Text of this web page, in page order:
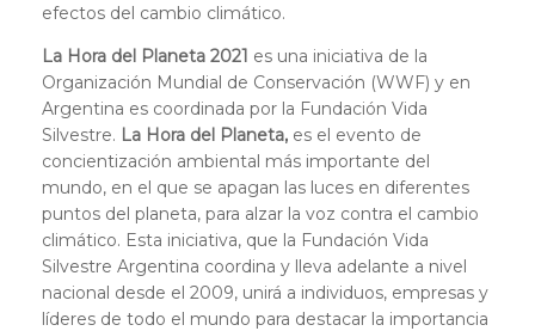
efectos del cambio climático.
La Hora del Planeta 2021 es una iniciativa de la
Organización Mundial de Conservación (WWF) y en
Argentina es coordinada por la Fundación Vida
Silvestre. La Hora del Planeta, es el evento de
concientización ambiental más importante del
mundo, en el que se apagan las luces en diferentes
puntos del planeta, para alzar la voz contra el cambio
climático. Esta iniciativa, que la Fundación Vida
Silvestre Argentina coordina y lleva adelante a nivel
nacional desde el 2009, unirá a individuos, empresas y
líderes de todo el mundo para destacar la importancia